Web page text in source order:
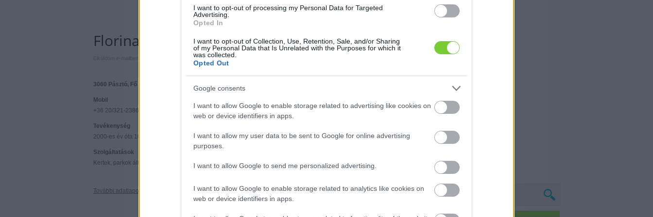
I want to opt-out of processing my Personal Data for Targeted
Advertising.
Opted In
I want to opt-out of Collection, Use, Retention, Sale, and/or Sharing
of my Personal Data that Is Unrelated with the Purposes for which it
was collected.
Opted Out
Google consents
I want to allow Google to enable storage related to advertising like cookies on
web or device identifiers in apps.
I want to allow my user data to be sent to Google for online advertising
purposes.
I want to allow Google to send me personalized advertising.
I want to allow Google to enable storage related to analytics like cookies on
web or device identifiers in apps.
Florina Kertészet
Hibát jelentek
3060 Pásztó, Fő út 127. Nógrád megye
Mobil
+36 20/321-2386
e-mail küldése...
Tevékenység
2000-es év óta 1000 m2-es területen, növények és kertészeti cikkek kiskeredkedelmi forgalmazását végezzük.
Szolgáltatások
Kertek, parkok általunk tervezett módon, illetve egyedi igények szerinti kialakítását vállajuk.
További adatlapok »